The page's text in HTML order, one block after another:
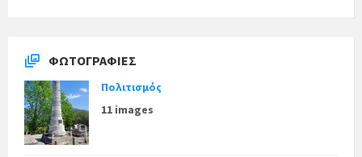
ΦΩΤΟΓΡΑΦΊΕΣ
Πολιτισμός
11 images